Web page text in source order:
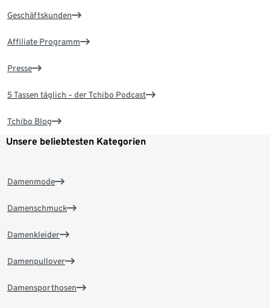
Geschäftskunden
Affiliate Programm
Presse
5 Tassen täglich – der Tchibo Podcast
Tchibo Blog
Unsere beliebtesten Kategorien
Damenmode
Damenschmuck
Damenkleider
Damenpullover
Damensporthosen